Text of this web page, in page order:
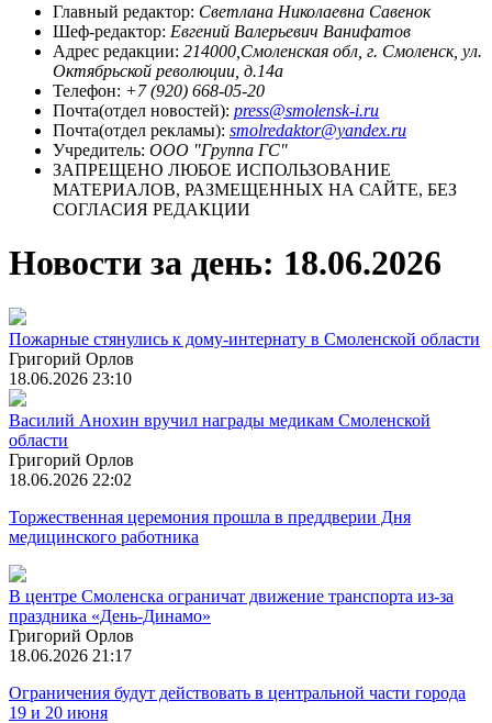
Главный редактор: Светлана Николаевна Савенок
Шеф-редактор: Евгений Валерьевич Ванифатов
Адрес редакции: 214000,Смоленская обл, г. Смоленск, ул.
Октябрьской революции, д.14а
Телефон: +7 (920) 668-05-20
Почта(отдел новостей): press@smolensk-i.ru
Почта(отдел рекламы): smolredaktor@yandex.ru
Учредитель: ООО "Группа ГС"
ЗАПРЕЩЕНО ЛЮБОЕ ИСПОЛЬЗОВАНИЕ
МАТЕРИАЛОВ, РАЗМЕЩЕННЫХ НА САЙТЕ, БЕЗ
СОГЛАСИЯ РЕДАКЦИИ
Новости за день: 18.06.2026
Пожарные стянулись к дому-интернату в Смоленской области
Григорий Орлов
18.06.2026 23:10
Василий Анохин вручил награды медикам Смоленской
области
Григорий Орлов
18.06.2026 22:02
Торжественная церемония прошла в преддверии Дня
медицинского работника
В центре Смоленска ограничат движение транспорта из-за
праздника «День-Динамо»
Григорий Орлов
18.06.2026 21:17
Ограничения будут действовать в центральной части города
19 и 20 июня